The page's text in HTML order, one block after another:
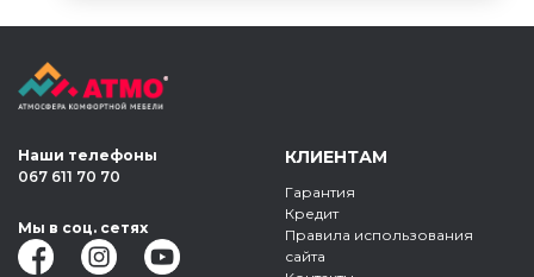
Наши телефоны
067 611 70 70
Мы в соц. сетях
КЛИЕНТАМ
Гарантия
Кредит
Правила использования
сайта